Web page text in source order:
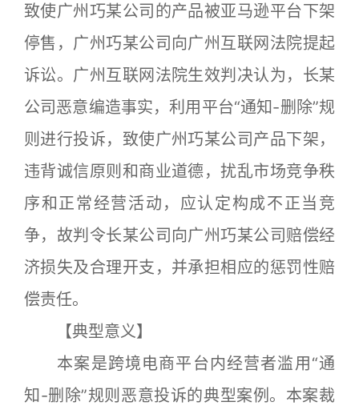
致使广州巧某公司的产品被亚马逊平台下架
停售，广州巧某公司向广州互联网法院提起
诉讼。广州互联网法院生效判决认为，长某
公司恶意编造事实，利用平台“通知-删除”规
则进行投诉，致使广州巧某公司产品下架，
违背诚信原则和商业道德，扰乱市场竞争秩
序和正常经营活动，应认定构成不正当竞
争，故判令长某公司向广州巧某公司赔偿经
济损失及合理开支，并承担相应的惩罚性赔
偿责任。
【典型意义】
本案是跨境电商平台内经营者滥用“通
知-删除”规则恶意投诉的典型案例。本案裁